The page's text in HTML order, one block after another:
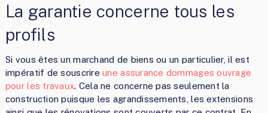
La garantie concerne tous les
profils
Si vous êtes un marchand de biens ou un particulier, il est
impératif de souscrireune assurance dommages ouvrage
pour les travaux. Cela ne concerne pas seulement la
construction puisque les agrandissements, les extensions